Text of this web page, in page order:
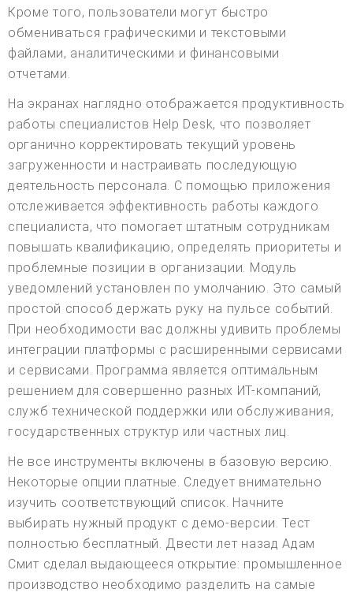
Кроме того, пользователи могут быстро
обмениваться графическими и текстовыми
файлами, аналитическими и финансовыми
отчетами.
На экранах наглядно отображается продуктивность
работы специалистов Help Desk, что позволяет
органично корректировать текущий уровень
загруженности и настраивать последующую
деятельность персонала. С помощью приложения
отслеживается эффективность работы каждого
специалиста, что помогает штатным сотрудникам
повышать квалификацию, определять приоритеты и
проблемные позиции в организации. Модуль
уведомлений установлен по умолчанию. Это самый
простой способ держать руку на пульсе событий.
При необходимости вас должны удивить проблемы
интеграции платформы с расширенными сервисами
и сервисами. Программа является оптимальным
решением для совершенно разных ИТ-компаний,
служб технической поддержки или обслуживания,
государственных структур или частных лиц.
Не все инструменты включены в базовую версию.
Некоторые опции платные. Следует внимательно
изучить соответствующий список. Начните
выбирать нужный продукт с демо-версии. Тест
полностью бесплатный. Двести лет назад Адам
Смит сделал выдающееся открытие: промышленное
производство необходимо разделить на самые